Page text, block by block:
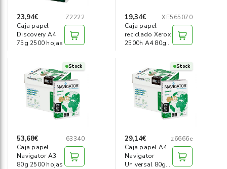
23,94€
Z2222
Caja papel
Discovery A4
75g 2500 hojas
19,34€
XE565070
Caja papel
reciclado Xerox
2500h A4 80g
Stock
53,68€
63340
Caja papel
Navigator A3
80g 2500 hojas
Stock
29,14€
z6666e
Caja papel A4
Navigator
Universal 80g